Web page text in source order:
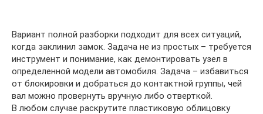
Вариант полной разборки подходит для всех ситуаций,
когда заклинил замок. Задача не из простых – требуется
инструмент и понимание, как демонтировать узел в
определенной модели автомобиля. Задача – избавиться
от блокировки и добраться до контактной группы, чей
вал можно провернуть вручную либо отверткой.
В любом случае раскрутите пластиковую облицовку